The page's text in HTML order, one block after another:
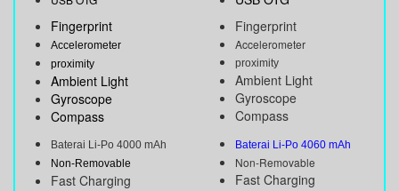
Fingerprint
Accelerometer
proximity
Ambient Light
Gyroscope
Compass
Fingerprint
Accelerometer
proximity
Ambient Light
Gyroscope
Compass
Baterai Li-Po 4000 mAh
Non-Removable
Fast Charging
Baterai Li-Po 4060 mAh
Non-Removable
Fast Charging